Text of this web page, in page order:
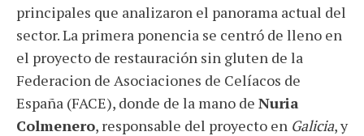
principales que analizaron el panorama actual del
sector. La primera ponencia se centró de lleno en
el proyecto de restauración sin gluten de la
Federacion de Asociaciones de Celíacos de
España (FACE), donde de la mano de Nuria
Colmenero, responsable del proyecto en Galicia, y